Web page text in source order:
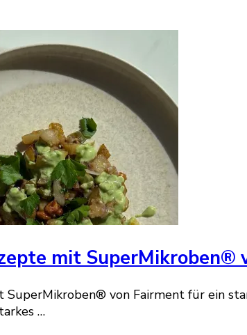
mit
SuperMikroben® von Fairment für ein
…